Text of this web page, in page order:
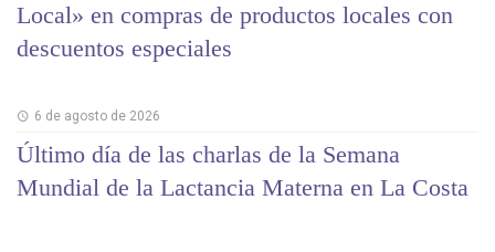
Local» en compras de productos locales con
descuentos especiales
6 de agosto de 2026
Último día de las charlas de la Semana
Mundial de la Lactancia Materna en La Costa